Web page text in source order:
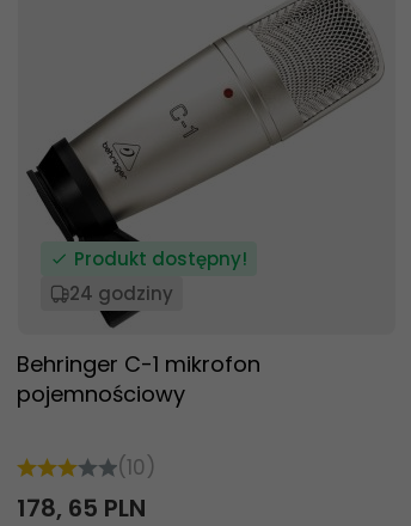
Produkt dostępny!
24 godziny
Behringer C-1 mikrofon
pojemnościowy
(10)
178, 65 PLN